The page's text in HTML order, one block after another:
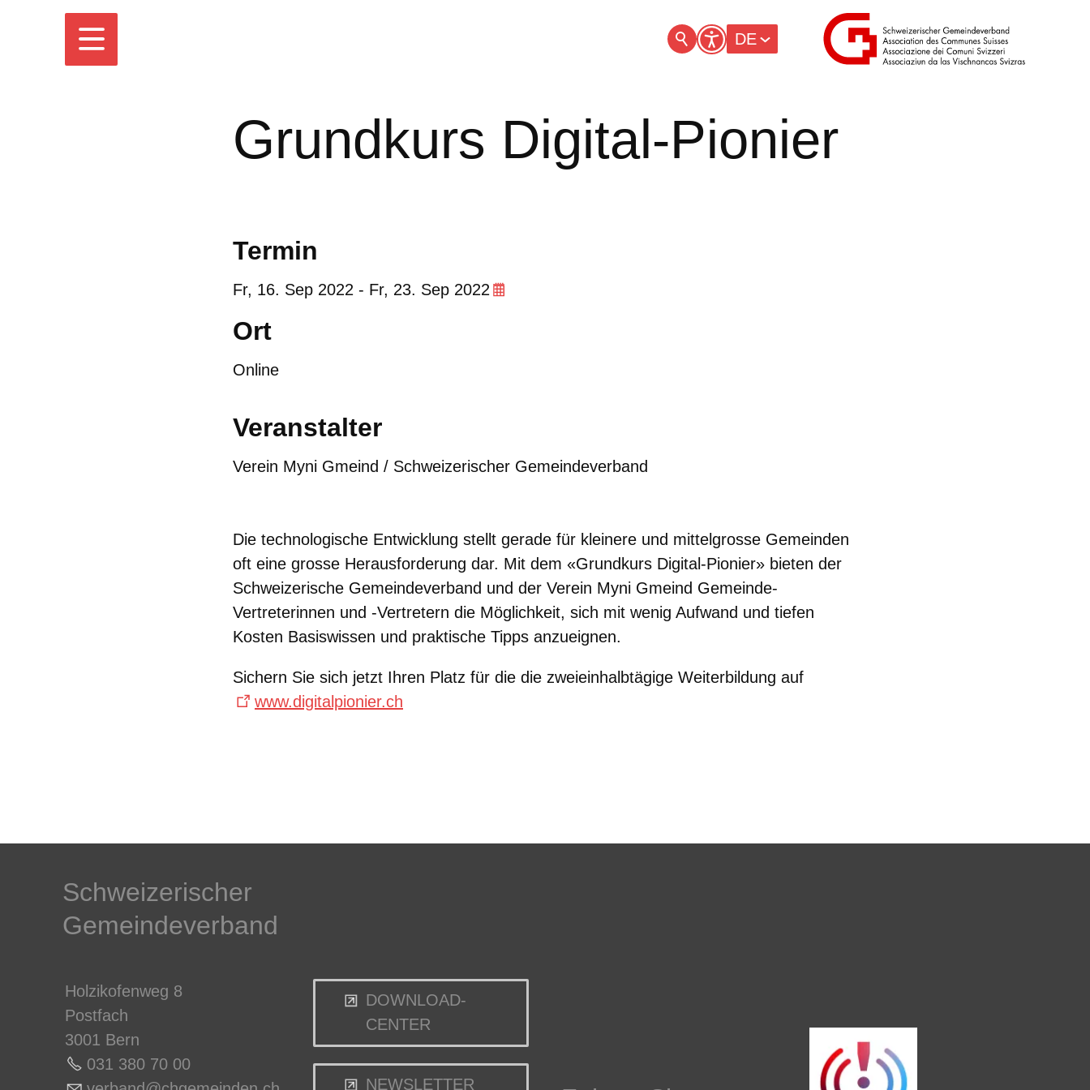
DE
Grundkurs Digital-Pionier
Termin
Fr, 16. Sep 2022 - Fr, 23. Sep 2022
Ort
Online
Veranstalter
Verein Myni Gmeind / Schweizerischer Gemeindeverband
Die technologische Entwicklung stellt gerade für kleinere und mittelgrosse Gemeinden
oft eine grosse Herausforderung dar. Mit dem «Grundkurs Digital-Pionier» bieten der
Schweizerische Gemeindeverband und der Verein Myni Gmeind Gemeinde-
Vertreterinnen und -Vertretern die Möglichkeit, sich mit wenig Aufwand und tiefen
Kosten Basiswissen und praktische Tipps anzueignen.
Sichern Sie sich jetzt Ihren Platz für die die zweieinhalbtägige Weiterbildung auf
www.digitalpionier.ch
Schweizerischer
Gemeindeverband
Holzikofenweg 8
Postfach
3001 Bern
031 380 70 00
DOWNLOAD-
CENTER
NEWSLETTER